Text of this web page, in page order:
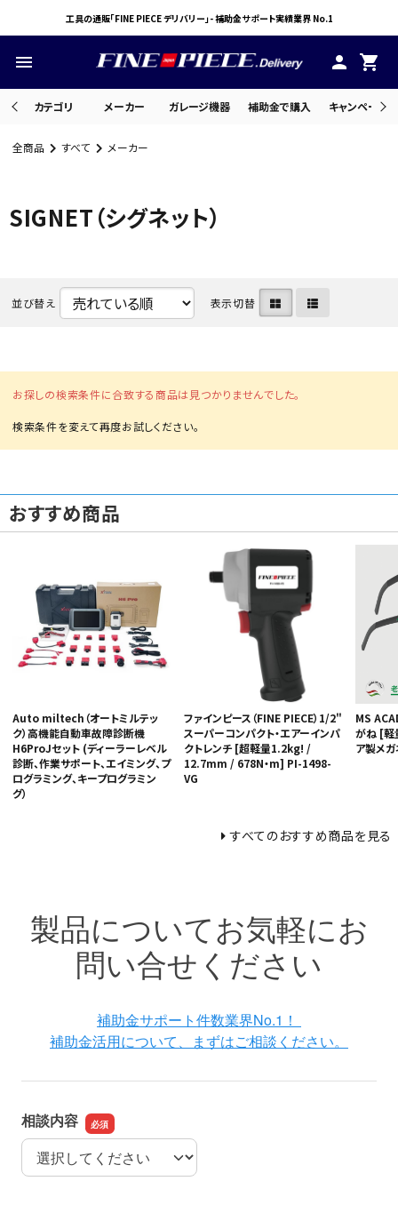
工具の通販「FINE PIECE デリバリー」- 補助金サポート実績業界 No.1
menu person shopping_cart
カテゴリ メーカー ガレージ機器 補助金で購入 キャンペーン
meeting_room ログイン person 会員登録
メーカーから選ぶ
ガレージ機器
全商品 すべて メーカー
SIGNET（シグネット）
並び替え 表示切替
お探しの検索条件に合致する商品は見つかりませんでした。
おすすめ商品
Auto miltech（オートミルテッ
ク）高機能自動車故障診断機
H6ProJセット (ディーラーレベル
診断、作業サポート、エイミング、プ
ログラミング、キープログラミン
グ）
ファインピース（FINE PIECE）1/2"
スーパーコンパクト・エアーインパ
クトレンチ [超軽量1.2kg! /
12.7mm / 678N・m] PI-1498-
VG
MS
がね [軽
ア製メ
すべてのおすすめ商品を見る